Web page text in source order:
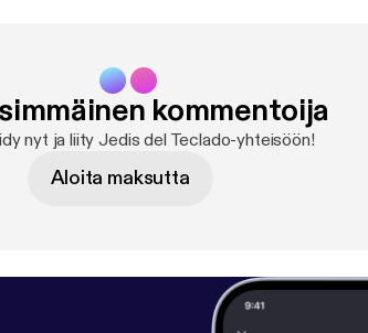
kommentoija
nyt ja liity Jedis del Teclado-yhteisöön!
Aloita maksutta